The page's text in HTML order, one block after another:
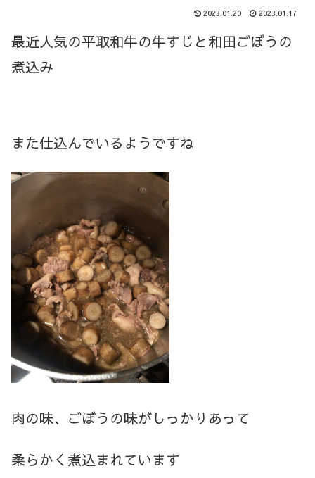
2023.01.20 2023.01.17
最近人気の平取和牛の牛すじと和田ごぼうの
煮込み
また仕込んでいるようですね
肉の味、ごぼうの味がしっかりあって
柔らかく煮込まれています